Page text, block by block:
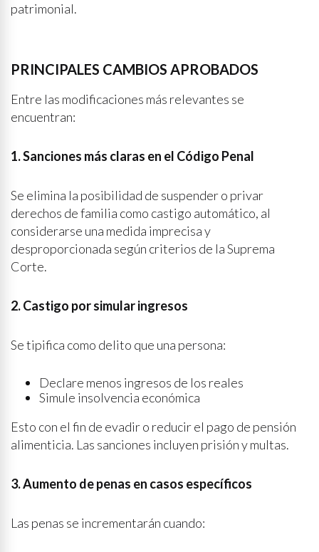
patrimonial.
PRINCIPALES CAMBIOS APROBADOS
Entre las modificaciones más relevantes se
encuentran:
1. Sanciones más claras en el Código Penal
Se elimina la posibilidad de suspender o privar
derechos de familia como castigo automático, al
considerarse una medida imprecisa y
desproporcionada según criterios de la Suprema
Corte.
2. Castigo por simular ingresos
Se tipifica como delito que una persona:
Declare menos ingresos de los reales
Simule insolvencia económica
Esto con el fin de evadir o reducir el pago de pensión
alimenticia. Las sanciones incluyen prisión y multas.
3. Aumento de penas en casos específicos
Las penas se incrementarán cuando: